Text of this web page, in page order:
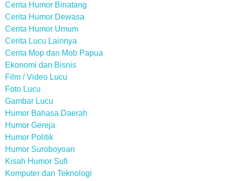
Cerita Humor Binatang
Cerita Humor Dewasa
Cerita Humor Umum
Cerita Lucu Lainnya
Cerita Mop dan Mob Papua
Ekonomi dan Bisnis
Film / Video Lucu
Foto Lucu
Gambar Lucu
Humor Bahasa Daerah
Humor Gereja
Humor Politik
Humor Suroboyoan
Kisah Humor Sufi
Komputer dan Teknologi